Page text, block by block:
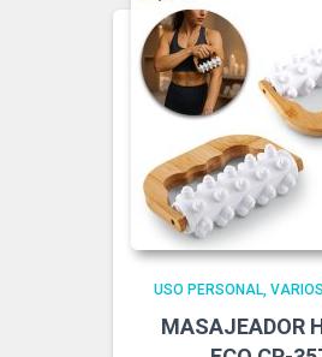
USO PERSONAL
MASAJEADOR